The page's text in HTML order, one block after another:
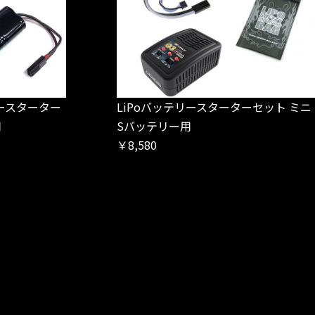
スターター
LiPoバッテリースターターセット ミニ
Sバッテリー用
￥8,580